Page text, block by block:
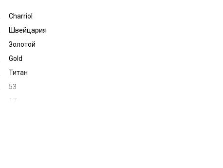
Charriol
Швейцария
Золотой
Gold
Титан
53
17